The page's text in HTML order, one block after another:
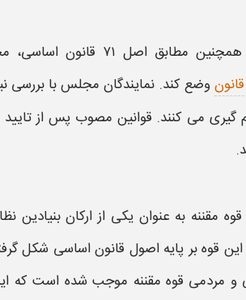
همچنین مطابق اصل ۷۱ قانون اساسی،
قانونوضع کند. نمایندگان مجلسبا بررسی
گیری می کنند. قوانین مصوب پس از تایید
قوه مقننه به عنوان یکی از ارکان بنیادین
قوه بر پایه اصول قانون اساسی شکل
و مردمی قوه مقننه موجب شده است که